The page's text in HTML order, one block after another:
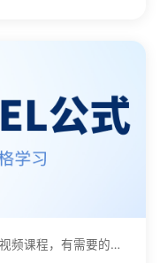
Excel公式学习课程，专题内容为多个视频课程，有需要的自己下载学习。...